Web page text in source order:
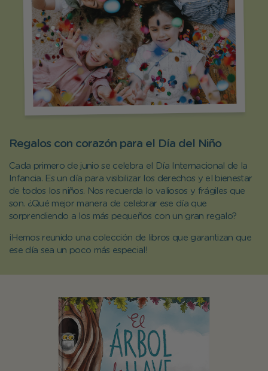
Regalos con corazón para el Día del Niño
Cada primero de junio se celebra el Día Internacional de la
Infancia. Es un día para visibilizar los derechos y el bienestar
de todos los niños. Nos recuerda lo valiosos y frágiles que
son. ¿Qué mejor manera de celebrar ese día que
sorprendiendo a los más pequeños con un gran regalo?
¡Hemos reunido una colección de libros que garantizan que
ese día sea un poco más especial!